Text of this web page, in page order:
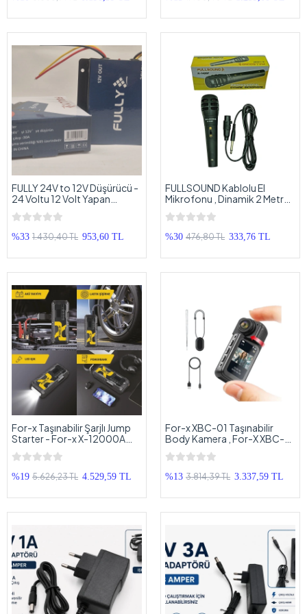
FULLY 24V to 12V Düşürücü -
24 Voltu 12 Volt Yapan
Çevirici - Otobüs Kamyon Tır
Uyumlu 12V Dönüştürücü
%33 1.430,40 TL 953,60 TL
FULLSOUND Kablolu El
Mikrofonu , Dinamik 2 Metre
Kablolu Profesyonel El
Mikrofonu
%30 476,80 TL 333,76 TL
For-x Taşınabilir Şarjlı Jump
Starter - For-x X-12000A
Akü Takviyesi + Lastik Şişirici
+ Powerbank + Led Işık Hepsi
Bir Arada
%19 5.626,23 TL 4.529,59 TL
For-x XBC-01 Taşınabilir
Body Kamera , For-X XBC-01
2.7K Ultra HD Mini Wi-Fi ve
Body Kamera
%13 3.814,39 TL 3.337,59 TL